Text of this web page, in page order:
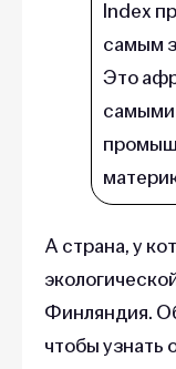
Index
самым
Это
А страна, у
Финляндия.
чтобы узнать